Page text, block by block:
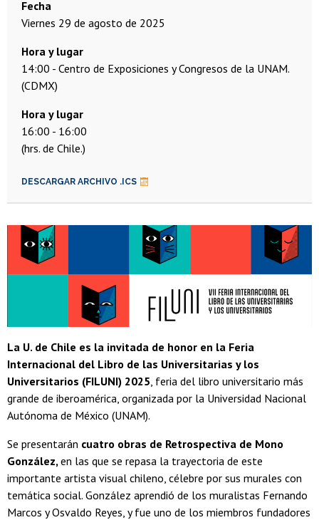
Fecha
viernes 29 de agosto de 2025
Hora y lugar
14:00
Centro de Exposiciones y Congresos de la UNAM.
(CDMX)
16:00
16:00
(hrs. de Chile.)
DESCARGAR ARCHIVO .ICS
La U. de Chile es la invitada de honor en la Feria
Internacional del Libro de las Universitarias y los
Universitarios (FILUNI) 2025 , feria del libro universitario más
grande de iberoamérica, organizada por la Universidad Nacional
Autónoma de México (UNAM).
Se presentarán cuatro obras de Retrospectiva de Mono
González, en las que se repasa la trayectoria de este
importante artista visual chileno, célebre por sus murales con
temática social. González aprendió de los muralistas Fernando
Marcos y Osvaldo Reyes, y fue uno de los miembros fundadores